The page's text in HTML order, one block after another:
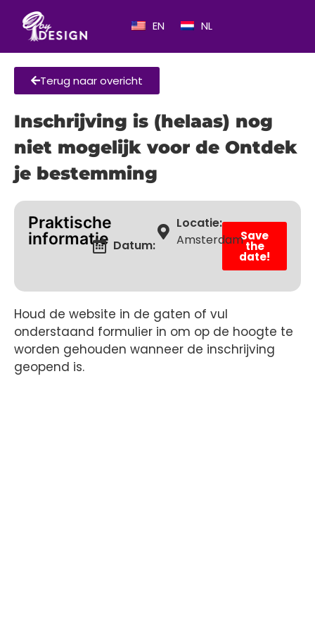
EN NL
Terug naar overicht
Inschrijving is (helaas) nog
niet mogelijk voor de Ontdek
je bestemming
Praktische
informatie Datum:
Save
the
date!
Locatie:
Amsterdam
Houd de website in de gaten of vul
onderstaand formulier in om op de hoogte te
worden gehouden wanneer de inschrijving
geopend is.